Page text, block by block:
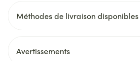
Méthodes de livraison disponibles
Avertissements